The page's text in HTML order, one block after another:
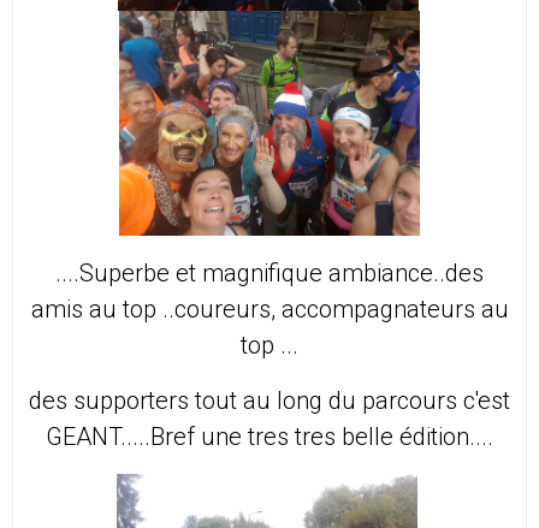
....Superbe et magnifique ambiance..des
amis au top ..coureurs, accompagnateurs au
top ...
des supporters tout au long du parcours c'est
GEANT.....Bref une tres tres belle édition....